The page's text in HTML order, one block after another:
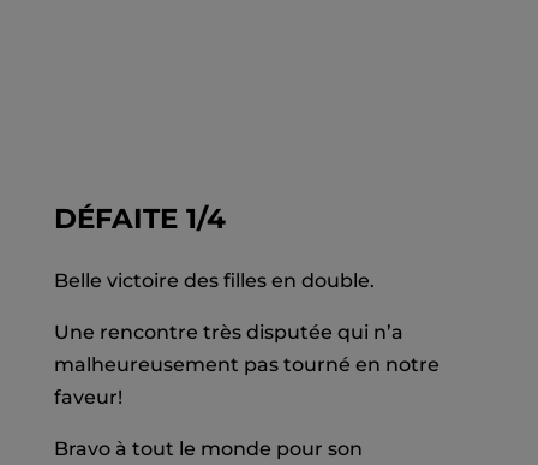
DÉFAITE 1/4
Belle victoire des filles en double.
Une rencontre très disputée qui n’a
malheureusement pas tourné en notre
faveur!
Bravo à tout le monde pour son